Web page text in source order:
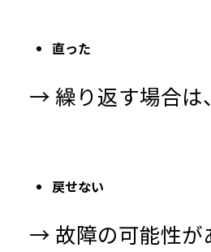
直った
→ 繰り返す場合は
戻せない
→ 故障の可能性が